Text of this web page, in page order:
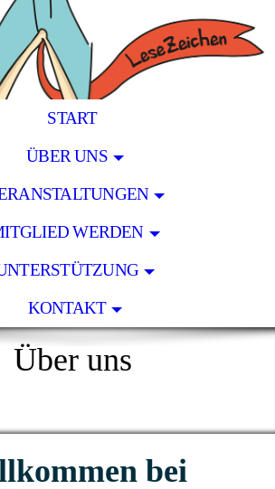
START
ÜBER UNS
WERDEN
KONTAKT
Über uns
bei